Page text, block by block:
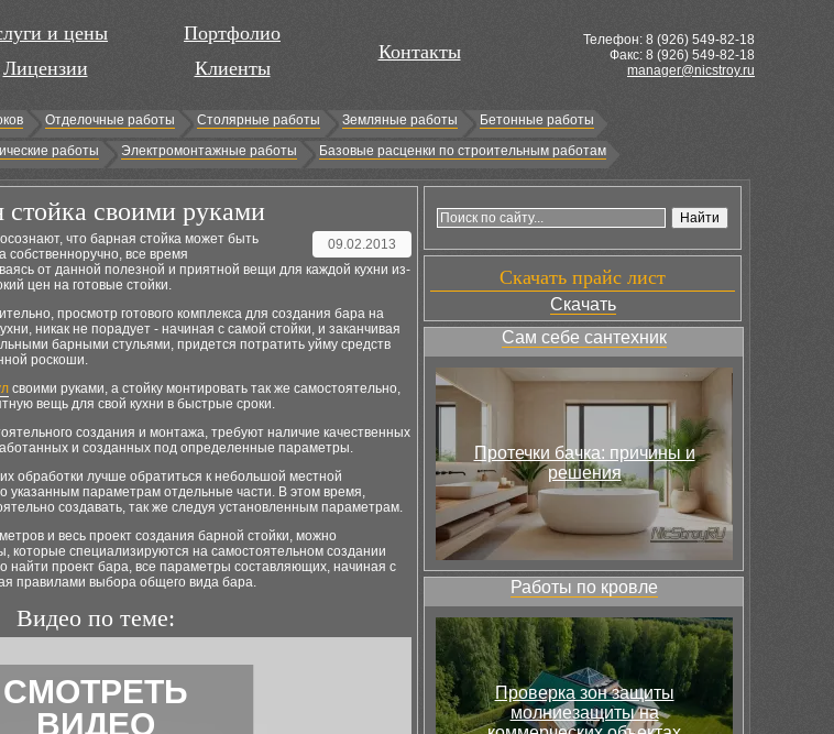
и цены
Лицензии
Портфолио
Клиенты
Контакты
Телефон: 8 (926) 549-82-18
Факс: 8 (926) 549-82-18
manager@nicstroy.ru
Отделочные работы Столярные работы Земляные работы
Бетонные работы
работы Электромонтажные работы Базовые расценки по строительным работам
стойка своими руками
09.02.2013
что барная стойка может быть
собственноручно, все время
от данной полезной и приятной вещи для каждой кухни из-
цен на готовые стойки.
просмотр готового комплекса для создания бара на
никак не порадует - начиная с самой стойки, и заканчивая
барными стульями, придется потратить уйму средств
роскоши.
своими руками, а стойку монтировать так же самостоятельно,
вещь для свой кухни в быстрые сроки.
создания и монтажа, требуют наличие качественных
и созданных под определенные параметры.
обработки лучше обратиться к небольшой местной
указанным параметрам отдельные части. В этом время,
создавать, так же следуя установленным параметрам.
и весь проект создания барной стойки, можно
которые специализируются на самостоятельном создании
проект бара, все параметры составляющих, начиная с
правилами выбора общего вида бара.
Видео по теме:
СМОТРЕТЬ
ВИДЕО
Скачать прайс лист
Скачать
Сам себе сантехник
Протечки бачка: причины и
решения
Работы по кровле
Проверка зон защиты
молниезащиты на